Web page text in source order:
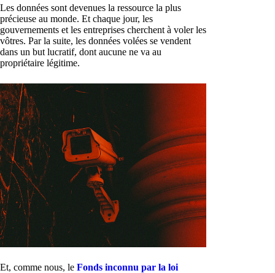
Les données sont devenues la ressource la plus
précieuse au monde. Et chaque jour, les
gouvernements et les entreprises cherchent à voler les
vôtres. Par la suite, les données volées se vendent
dans un but lucratif, dont aucune ne va au
propriétaire légitime.
Et, comme nous, le Fonds inconnu par la loi